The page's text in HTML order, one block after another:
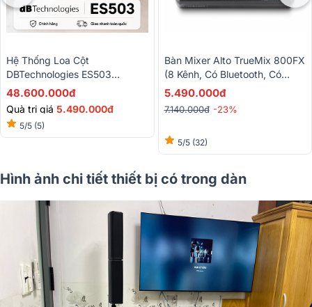
Hệ Thống Loa Cột
DBTechnologies ES503
(1000W, 121dB, Mixer 3 Kênh,
48.600.000đ
Quà trị giá 5.490.000đ
5/5 (5)
Bàn Mixer Alto TrueMix 800FX
(8 Kênh, Có Bluetooth, Có
Effect, USB, Ghi Âm)
5.490.000đ
7.140.000đ -23%
5/5 (32)
Hình ảnh chi tiết thiết bị có trong dàn